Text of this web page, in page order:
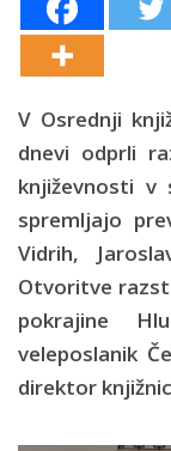
V Osrednji
dnevi odprli
književnosti v
spremljajo
Vidrih,
Otvoritve
pokrajine
veleposlanik
direktor